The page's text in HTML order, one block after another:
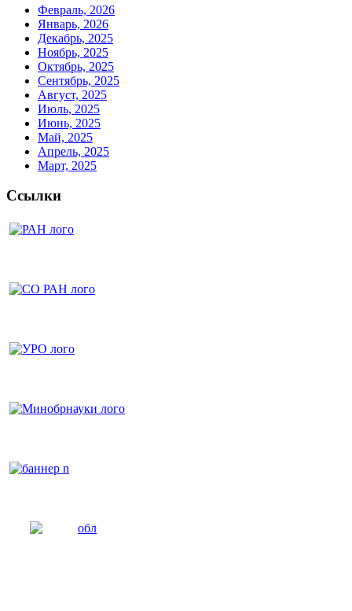
Февраль, 2026
Январь, 2026
Декабрь, 2025
Ноябрь, 2025
Октябрь, 2025
Сентябрь, 2025
Август, 2025
Июль, 2025
Июнь, 2025
Май, 2025
Апрель, 2025
Март, 2025
Ссылки